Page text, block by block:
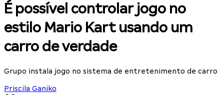
É possível controlar jogo no
estilo Mario Kart usando um
carro de verdade
Grupo instala jogo no sistema de entretenimento de carro
Priscila Ganiko